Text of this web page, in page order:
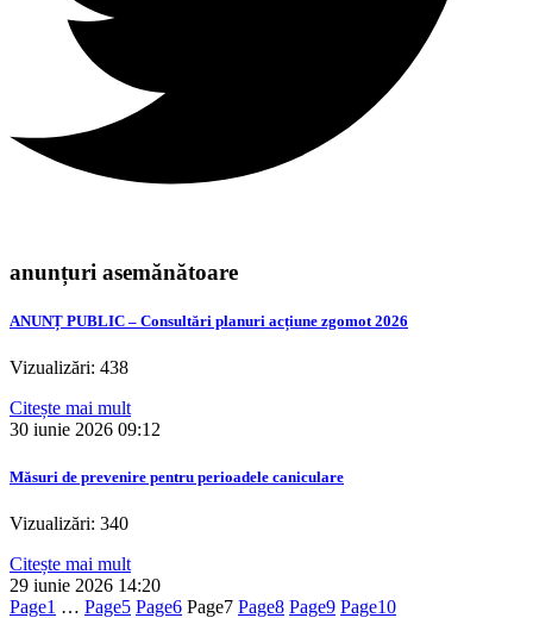
anunțuri asemănătoare
ANUNȚ PUBLIC – Consultări planuri acțiune zgomot 2026
Vizualizări: 438
Citește mai mult
30 iunie 2026 09:12
Măsuri de prevenire pentru perioadele caniculare
Vizualizări: 340
Citește mai mult
29 iunie 2026 14:20
Page1 … Page5 Page6 Page7 Page8 Page9 Page10